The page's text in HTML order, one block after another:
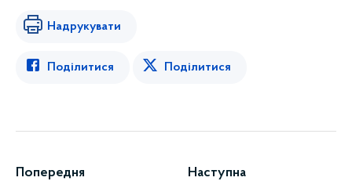
Надрукувати
Поділитися Поділитися
Попередня Наступна